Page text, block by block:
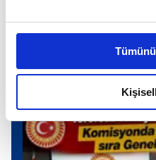
Bu çerezlere izin vermeniz
daha iyi reklam deneyimi
amacımızın size daha iyi
olduğunu ve sizlere en iyi
elimizden gelen çabayı
reklamların maliyetlerimizi
kalemimiz olduğunu sizlere